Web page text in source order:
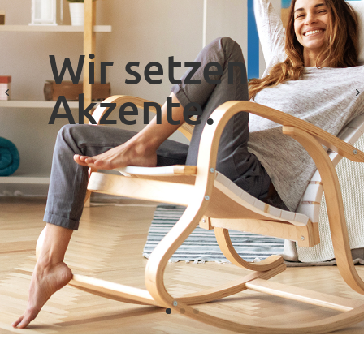
Wir setzen
Akzente.